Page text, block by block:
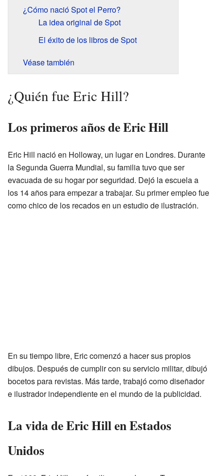
¿Cómo nació Spot el Perro?
La idea original de Spot
El éxito de los libros de Spot
Véase también
¿Quién fue Eric Hill?
Los primeros años de Eric Hill
Eric Hill nació en Holloway, un lugar en Londres. Durante
la Segunda Guerra Mundial, su familia tuvo que ser
evacuada de su hogar por seguridad. Dejó la escuela a
los 14 años para empezar a trabajar. Su primer empleo fue
como chico de los recados en un estudio de ilustración.
En su tiempo libre, Eric comenzó a hacer sus propios
dibujos. Después de cumplir con su servicio militar, dibujó
bocetos para revistas. Más tarde, trabajó como diseñador
e ilustrador independiente en el mundo de la publicidad.
La vida de Eric Hill en Estados
Unidos